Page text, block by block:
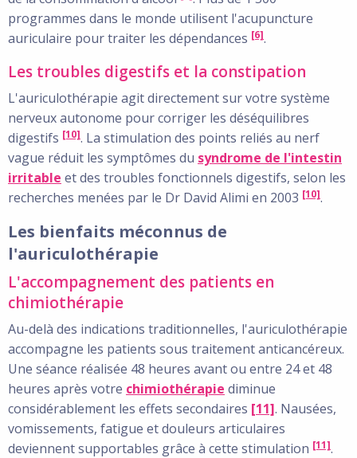
programmes dans le monde utilisent l'acupuncture
auriculaire pour traiter les dépendances [6].
Les troubles digestifs et la constipation
L'auriculothérapie agit directement sur votre système
nerveux autonome pour corriger les déséquilibres
digestifs [10]. La stimulation des points reliés au nerf
vague réduit les symptômes du syndrome de l'intestin
irritable et des troubles fonctionnels digestifs, selon les
recherches menées par le Dr David Alimi en 2003 [10].
Les bienfaits méconnus de
l'auriculothérapie
L'accompagnement des patients en
chimiothérapie
Au-delà des indications traditionnelles, l'auriculothérapie
accompagne les patients sous traitement anticancéreux.
Une séance réalisée 48 heures avant ou entre 24 et 48
heures après votre chimiothérapie diminue
considérablement les effets secondaires [11]. Nausées,
vomissements, fatigue et douleurs articulaires
deviennent supportables grâce à cette stimulation [11].